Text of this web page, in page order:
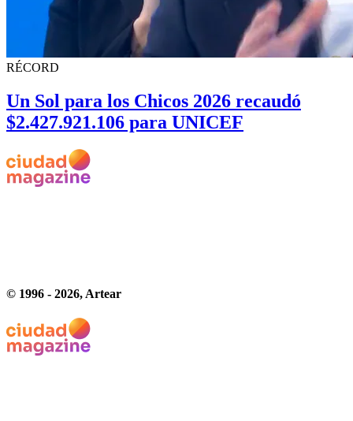
RÉCORD
Un Sol para los Chicos 2026 recaudó
$2.427.921.106 para UNICEF
© 1996 - 2026, Artear